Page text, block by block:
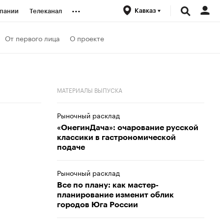
Телеканал ... Кавказ
От первого лица О проекте
МАТЕРИАЛЫ ВЫПУСКА
Рыночный расклад
«ОнегинДача»: очарование русской
классики в гастрономической
подаче
Рыночный расклад
Все по плану: как мастер-
планирование изменит облик
городов Юга России